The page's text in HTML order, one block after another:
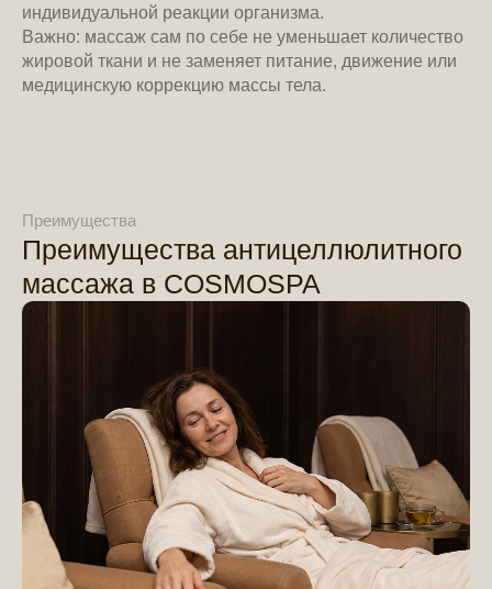
индивидуальной реакции организма.
Важно: массаж сам по себе не уменьшает количество
жировой ткани и не заменяет питание, движение или
медицинскую коррекцию массы тела.
Преимущества
Преимущества антицеллюлитного
массажа в COSMOSPA